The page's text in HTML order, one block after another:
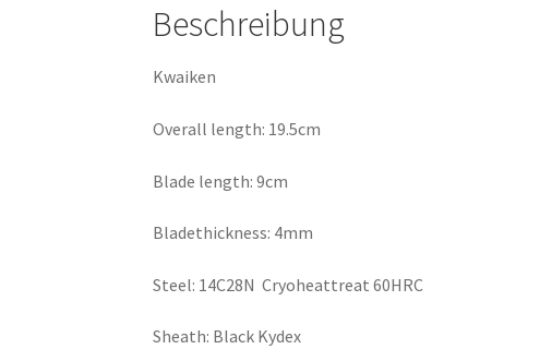
Beschreibung
Kwaiken
Overall length: 19.5cm
Blade length: 9cm
Bladethickness: 4mm
Steel: 14C28N Cryoheattreat 60HRC
Sheath: Black Kydex